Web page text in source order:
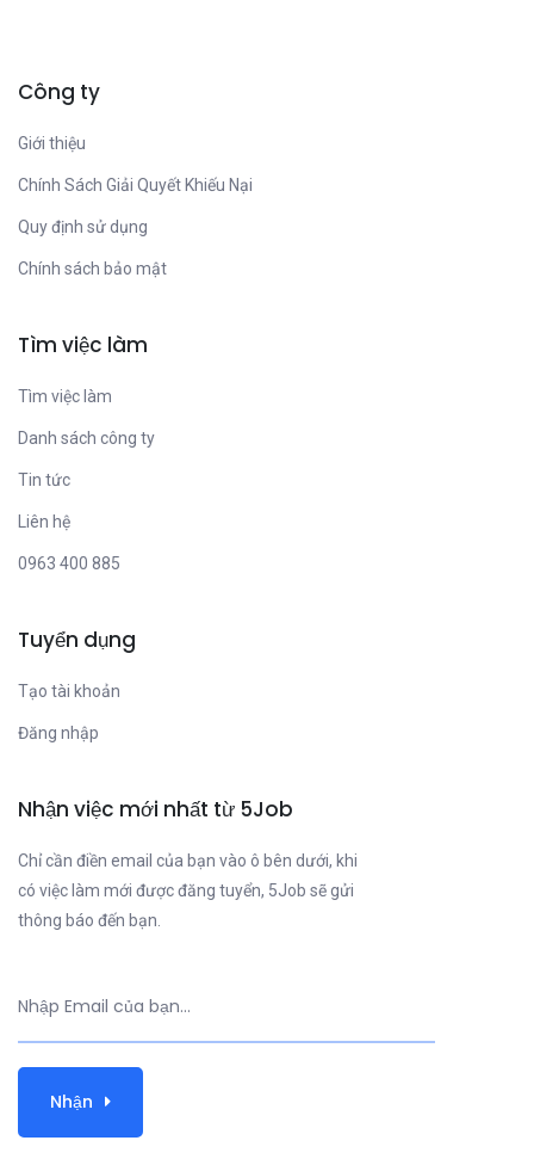
Công ty
Giới thiệu
Chính Sách Giải Quyết Khiếu Nại
Quy định sử dụng
Chính sách bảo mật
Tìm việc làm
Tìm việc làm
Danh sách công ty
Tin tức
Liên hệ
0963 400 885
Tuyển dụng
Tạo tài khoản
Đăng nhập
Nhận việc mới nhất từ 5Job
Chỉ cần điền email của bạn vào ô bên dưới, khi
có việc làm mới được đăng tuyển, 5Job sẽ gửi
thông báo đến bạn.
Nhận